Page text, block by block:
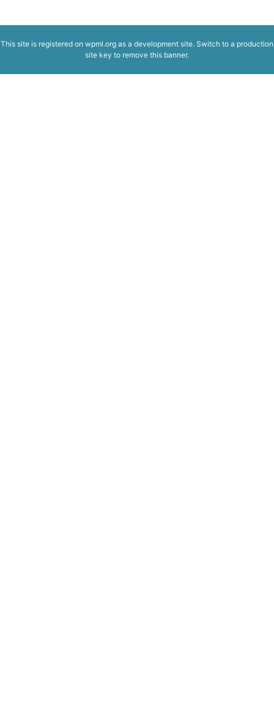
This site is registered on wpml.org as a development site. Switch to a production
site key to remove this banner.